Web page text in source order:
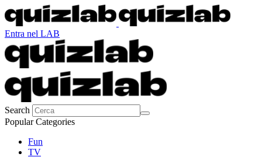
Entra nel LAB
Search
Popular Categories
Fun
TV